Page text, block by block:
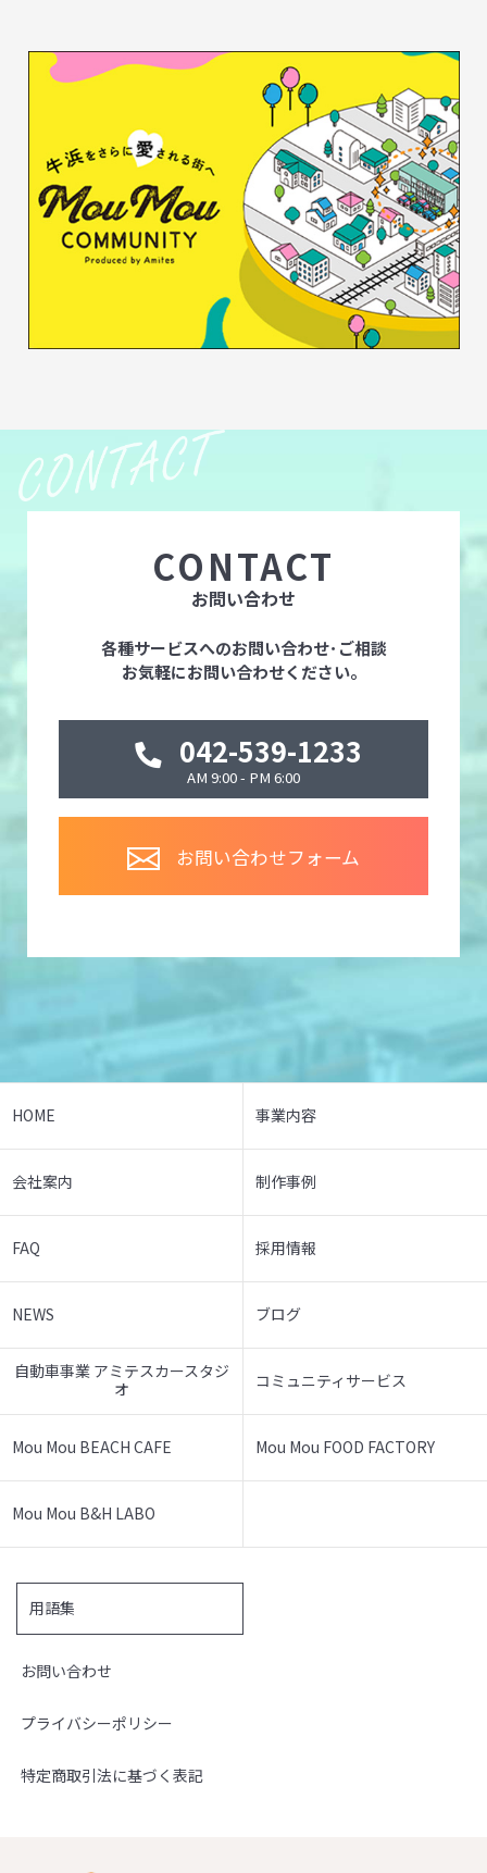
CONTACT
お問い合わせ
各種サービスへのお問い合わせ･ご相談
お気軽にお問い合わせください。
042-539-1233
AM 9:00 - PM 6:00
お問い合わせフォーム
HOME 事業内容
会社案内 制作事例
FAQ 採用情報
NEWS ブログ
自動車事業 アミテスカースタジ
オ
コミュニティサービス
Mou Mou BEACH CAFE Mou Mou FOOD FACTORY
Mou Mou B&H LABO
用語集
お問い合わせ
プライバシーポリシー
特定商取引法に基づく表記